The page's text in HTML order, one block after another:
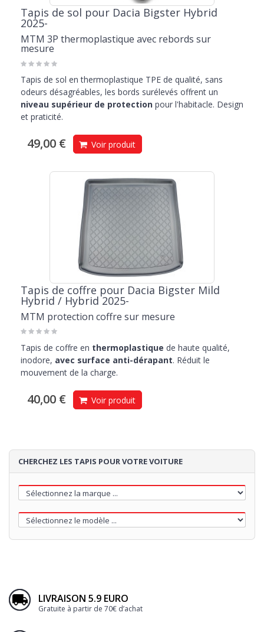
Tapis de sol pour Dacia Bigster Hybrid
2025-
MTM 3P thermoplastique avec rebords sur
mesure
Tapis de sol en thermoplastique TPE de qualité, sans
odeurs désagréables, les bords surélevés offrent un
niveau supérieur de protection pour l'habitacle. Design
et praticité.
49,00 € Voir produit
Tapis de coffre pour Dacia Bigster Mild
Hybrid / Hybrid 2025-
MTM protection coffre sur mesure
Tapis de coffre en thermoplastique de haute qualité,
inodore, avec surface anti-dérapant. Réduit le
mouvement de la charge.
40,00 € Voir produit
CHERCHEZ LES TAPIS POUR VOTRE VOITURE
LIVRAISON 5.9 EURO
Gratuite à partir de 70€ d’achat